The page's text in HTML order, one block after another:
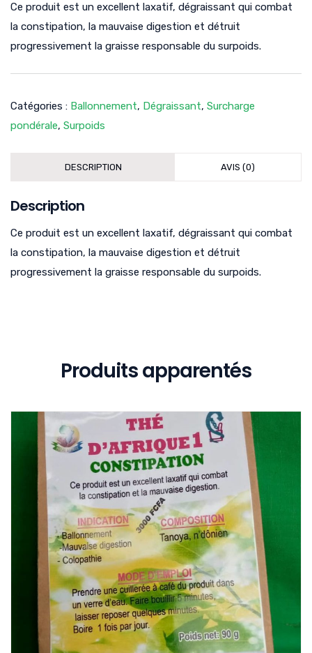
Ce produit est un excellent laxatif, dégraissant qui combat
la constipation, la mauvaise digestion et détruit
progressivement la graisse responsable du surpoids.
Catégories : Ballonnement, Dégraissant, Surcharge
pondérale, Surpoids
DESCRIPTION AVIS (0)
Description
Ce produit est un excellent laxatif, dégraissant qui combat
la constipation, la mauvaise digestion et détruit
progressivement la graisse responsable du surpoids.
Produits apparentés